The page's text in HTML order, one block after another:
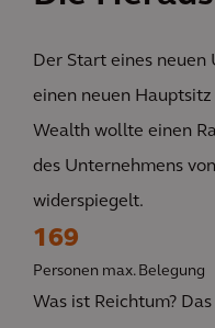
Der Start eines
einen neuen
Wealth wollte einen
des Unternehmens
widerspiegelt.
169
Personen max. Belegung
Was ist Reichtum?